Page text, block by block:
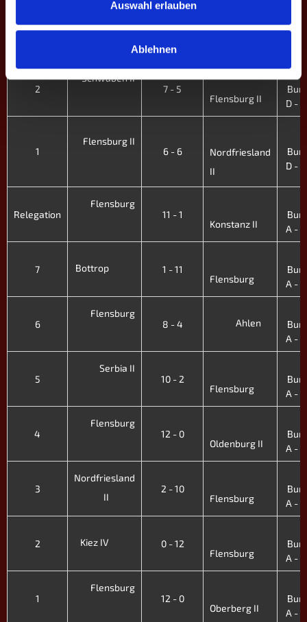
Auswahl erlauben
Ablehnen
3
Flensburg II
1 - 11
2
Schwaben II
7 - 5
Flensburg II
D -
1
Flensburg II
6 - 6
Nordfriesland
II
D -
Relegation
Flensburg
11 - 1
Konstanz II
A -
7 Bottrop 1 - 11
Flensburg
A -
6
Flensburg
8 - 4
Ahlen
A -
5
Serbia II
10 - 2
Flensburg
A -
4
Flensburg
12 - 0
Oldenburg II
A -
3
Nordfriesland
II
2 - 10
Flensburg
A -
2 Kiez IV 0 - 12
Flensburg
A -
1
Flensburg
12 - 0
Oberberg II
A -